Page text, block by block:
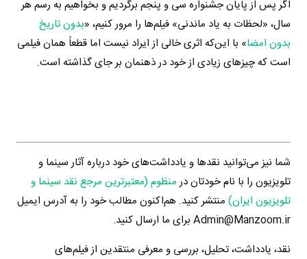
اگر پس از پایان جشنواره سی و پنجم برگردیم و بخواهیم به رسم هر
سال، «لحظات به یاد ماندنی» فیلم‌ها را مرور کنیم، «بدون تاریخ
بدون امضا» با این‌که اثری خالی از ایراد نیست اما قطعاً همان فیلمی
است که چیزهای زیادی از خود در ذهنمان بر جای گذاشته است.
شما نیز می‌توانید نقدها و یادداشت‌های خود درباره آثار سینما و
تلویزیون را با نام خودتان در منظوم (معتبرترین مرجع نقد سینما و
تلویزیون ایران) منتشر کنید. هم‌اکنون مطالب خود را به آدرس ایمیل
Admin@Manzoom.ir برای ما ارسال کنید.
نقد، یادداشت، تحلیل، بررسی و معرفی منتقدین از فیلم‌های